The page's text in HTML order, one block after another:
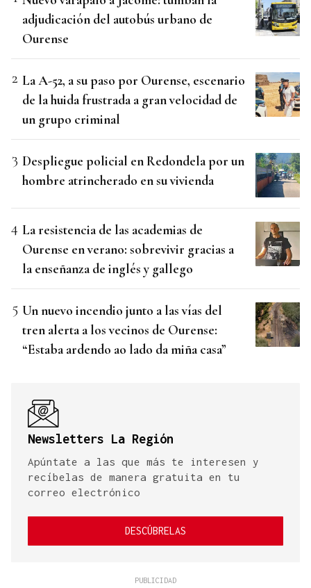
adjudicación del autobús urbano de
Ourense
La A-52, a su paso por Ourense, escenario
de la huida frustrada a gran velocidad de
un grupo criminal
Despliegue policial en Redondela por un
hombre atrincherado en su vivienda
La resistencia de las academias de
Ourense en verano: sobrevivir gracias a
la enseñanza de inglés y gallego
Un nuevo incendio junto a las vías del
tren alerta a los vecinos de Ourense:
“Estaba ardendo ao lado da miña casa”
Newsletters La Región
Apúntate a las que más te interesen y
recíbelas de manera gratuita en tu
correo electrónico
DESCÚBRELAS